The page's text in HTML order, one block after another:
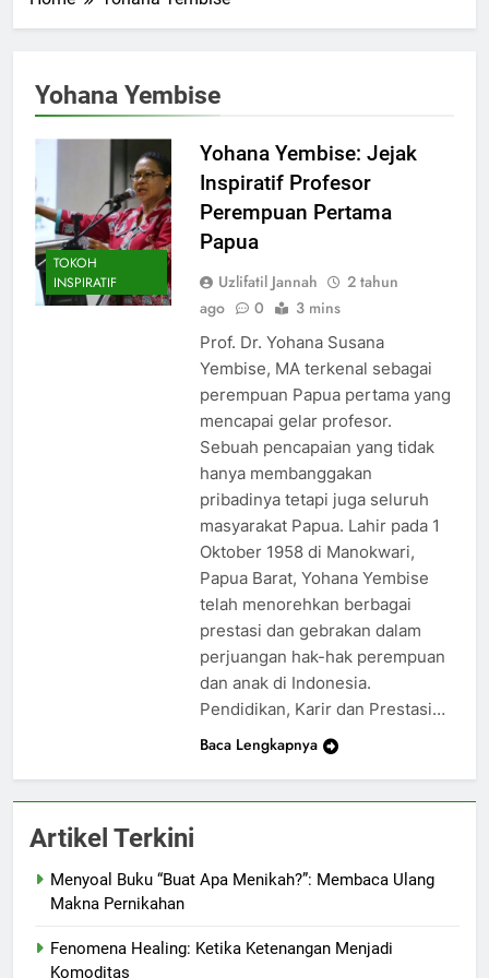
Yohana Yembise
TOKOH
INSPIRATIF
Yohana Yembise: Jejak
Inspiratif Profesor
Perempuan Pertama
Papua
Uzlifatil Jannah
2 tahun
ago
0 3 mins
Prof. Dr. Yohana Susana
Yembise, MA terkenal sebagai
perempuan Papua pertama yang
mencapai gelar profesor.
Sebuah pencapaian yang tidak
hanya membanggakan
pribadinya tetapi juga seluruh
masyarakat Papua. Lahir pada 1
Oktober 1958 di Manokwari,
Papua Barat, Yohana Yembise
telah menorehkan berbagai
prestasi dan gebrakan dalam
perjuangan hak-hak perempuan
dan anak di Indonesia.
Pendidikan, Karir dan Prestasi…
Baca Lengkapnya
Artikel Terkini
Menyoal Buku “Buat Apa Menikah?”: Membaca Ulang
Makna Pernikahan
Fenomena Healing: Ketika Ketenangan Menjadi
Komoditas